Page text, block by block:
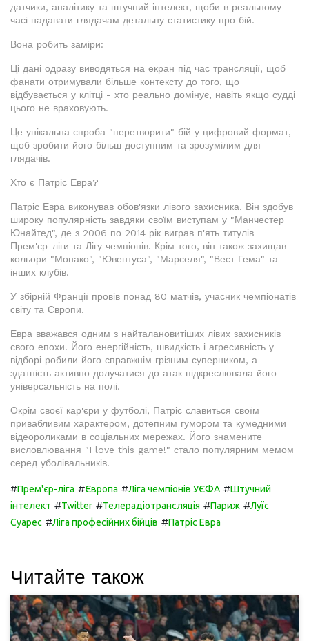
датчики, аналітику та штучний інтелект, щоби в реальному
часі надавати глядачам детальну статистику про бій.
Вона робить заміри:
Ці дані одразу виводяться на екран під час трансляції, щоб
фанати отримували більше контексту до того, що
відбувається у клітці - хто реально домінує, навіть якщо судді
цього не враховують.
Це унікальна спроба "перетворити" бій у цифровий формат,
щоб зробити його більш доступним та зрозумілим для
глядачів.
Хто є Патріс Евра?
Патріс Евра виконував обов'язки лівого захисника. Він здобув
широку популярність завдяки своїм виступам у "Манчестер
Юнайтед", де з 2006 по 2014 рік виграв п'ять титулів
Прем'єр-ліги та Лігу чемпіонів. Крім того, він також захищав
кольори "Монако", "Ювентуса", "Марселя", "Вест Гема" та
інших клубів.
У збірній Франції провів понад 80 матчів, учасник чемпіонатів
світу та Європи.
Евра вважався одним з найталановитіших лівих захисників
свого епохи. Його енергійність, швидкість і агресивність у
відборі робили його справжнім грізним суперником, а
здатність активно долучатися до атак підкреслювала його
універсальність на полі.
Окрім своєї кар'єри у футболі, Патріс славиться своїм
привабливим характером, дотепним гумором та кумедними
відеороликами в соціальних мережах. Його знамените
висловлювання "I love this game!" стало популярним мемом
серед уболівальників.
#Прем'єр-ліга #Європа #Ліга чемпіонів УЄФА #Штучний
інтелект #Twitter #Телерадіотрансляція #Париж #Луїс
Суарес #Ліга професійних бійців #Патріс Евра
Читайте також